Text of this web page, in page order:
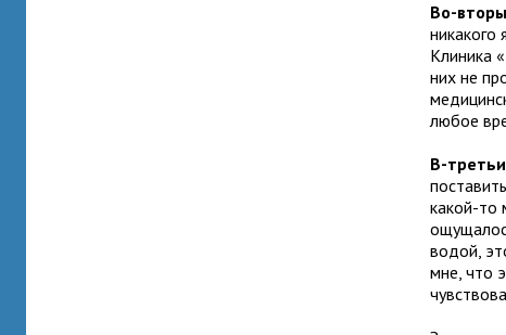
Во-
никакого
Клиника
них не
любое
В-
какой-то
водой,
мне, что